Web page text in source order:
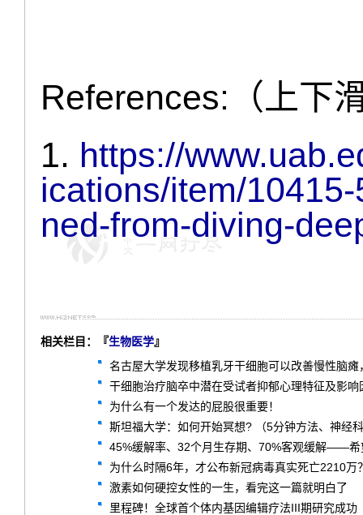
References:（上下
1. https://
ications/item/
ned-from-diving-
相关栏目：『生物医学』
名古屋大学发现移植乳牙干细胞可以改善慢性脑
干细胞治疗脑卒中潜在受试者抑郁心理特征及影
为什么有一个发达的屁股很重要！
斯坦福大学：如何开始冥想? （5分钟方法、神经
45%缓解率、32个月生存期、70%客观缓解——希
为什么时隔6年，才公布新冠病毒真实死亡2210万
激素如何硬控女性的一生，看完这一篇就明白了
里程碑！全球首个体内基因编辑疗法III期研究成功